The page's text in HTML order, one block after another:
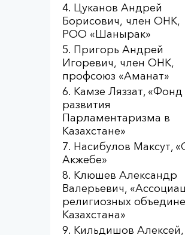
Цуканов Андрей
Борисович, член ОНК,
РОО «Шанырак»
Пригорь Андрей
Игоревич, член ОНК,
профсоюз «Аманат»
Камзе Ляззат, «Фонд
развития
Парламентаризма в
Казахстане»
Насибулов Максут,
Акжебе»
Клюшев Александр
Валерьевич,
религиозных
Казахстана»
Кильдишов Алексей,